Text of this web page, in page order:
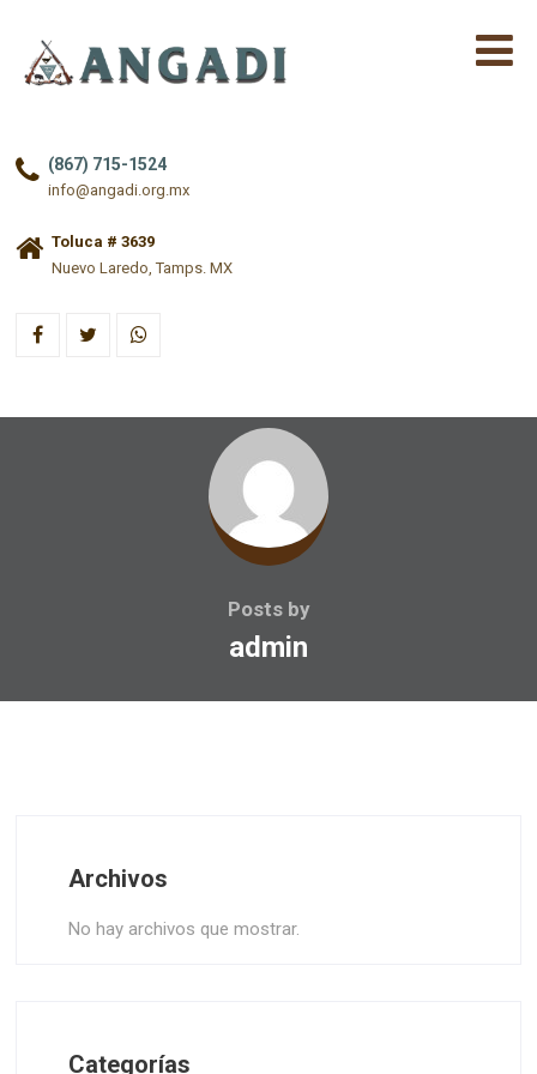
(867) 715-1524
info@angadi.org.mx
Toluca # 3639
Nuevo Laredo, Tamps. MX
Posts by
admin
Archivos
No hay archivos que mostrar.
Categorías